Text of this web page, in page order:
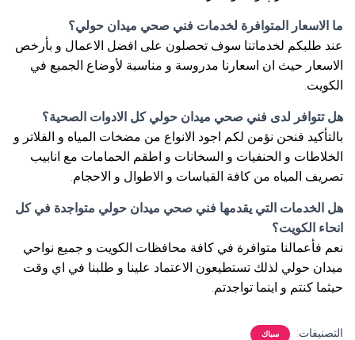
ما الاسعار المتوافرة لخدمات فني صحي ميدان حولي؟
عند طلبكم لخدماتنا سوف تحصلون على افضل الاعمال و بأرخص
الاسعار حيث ان اسعارنا مدروسة و مناسبة لأوضاع الجميع في
الكويت.
هل تتوافر لدى فني صحي ميدان حولي كل الادوات الصحية؟
بالتأكيد فنحن نؤمن لكم اجود الانواع من مضخات المياه و الفلاتر و
الخلاطات و الحنفيات و السخانات و اطقم الحمامات مع انابيب
تصريف المياه من كافة القياسات و الاطوال و الاحجام.
هل الخدمات التي يقدمها فني صحي ميدان حولي متواجدة في كل
انحاء الكويت؟
نعم فأعمالنا متوافرة في كافة محافظات الكويت و جميع نواحي
ميدان حولي لذلك تستطيعون الاعتماد علينا و طلبنا في اي وقت
حيثما كنتم و اينما تواجدتم.
التصنيفات: سباك